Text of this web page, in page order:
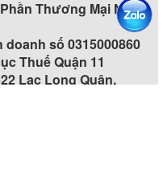
số 0315000860
Thuế Quận 11
Lạc Long Quân,